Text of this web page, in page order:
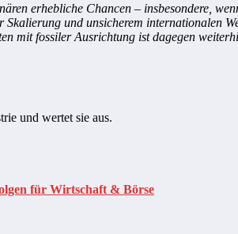
erhebliche Chancen – insbesondere,
und unsicherem internationalen
mit fossiler Ausrichtung ist dagegen
und wertet sie aus.
für Wirtschaft & Börse